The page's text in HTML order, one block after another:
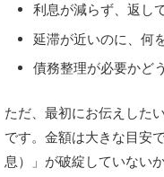
利息が減らず、返し
延滞が近いのに、何
債務整理が必要かど
ただ、最初にお伝えしたい
です。金額は大きな目安
息）」が破綻していない